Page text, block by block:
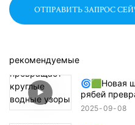
ОТПРАВИТЬ ЗАПРОС
рекомендуемые
🌀🟩Новая
рябей
в
2025 09 08